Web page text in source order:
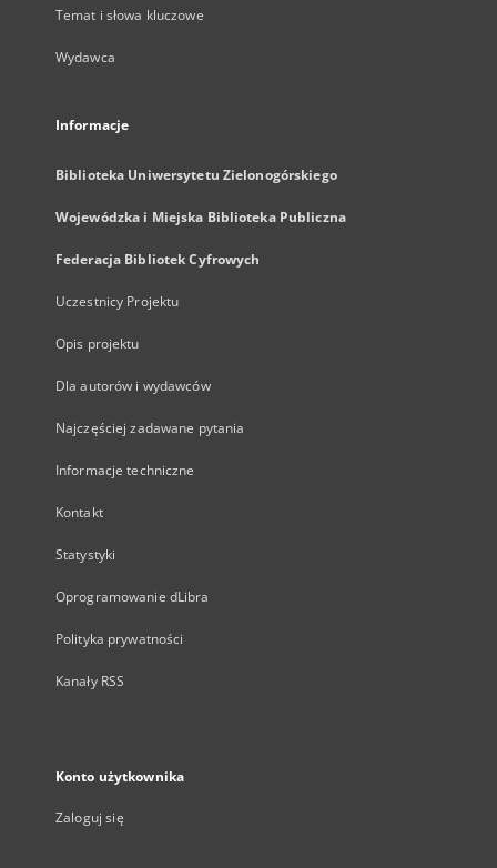
Temat i słowa kluczowe
Wydawca
Informacje
Biblioteka Uniwersytetu Zielonogórskiego
Wojewódzka i Miejska Biblioteka Publiczna
Federacja Bibliotek Cyfrowych
Uczestnicy Projektu
Opis projektu
Dla autorów i wydawców
Najczęściej zadawane pytania
Informacje techniczne
Kontakt
Statystyki
Oprogramowanie dLibra
Polityka prywatności
Kanały RSS
Konto użytkownika
Zaloguj się